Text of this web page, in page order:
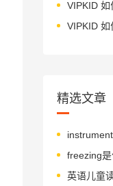
精选文章
英语儿童